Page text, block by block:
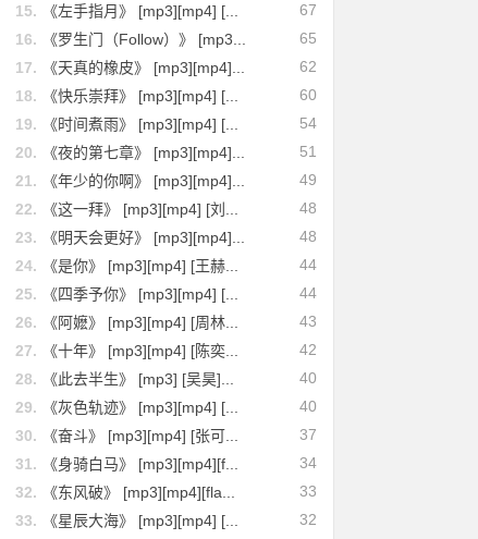
67
15.
《左手指月》 [mp3][mp4] [...
65
16.
《罗生门（Follow）》 [mp3...
62
17.
《天真的橡皮》 [mp3][mp4]...
60
18.
《快乐崇拜》 [mp3][mp4] [...
54
19.
《时间煮雨》 [mp3][mp4] [...
51
20.
《夜的第七章》 [mp3][mp4]...
49
21.
《年少的你啊》 [mp3][mp4]...
48
22.
《这一拜》 [mp3][mp4] [刘...
48
23.
《明天会更好》 [mp3][mp4]...
44
24.
《是你》 [mp3][mp4] [王赫...
44
25.
《四季予你》 [mp3][mp4] [...
43
26.
《阿嬷》 [mp3][mp4] [周林...
42
27.
《十年》 [mp3][mp4] [陈奕...
40
28.
《此去半生》 [mp3] [吴昊]...
40
29.
《灰色轨迹》 [mp3][mp4] [...
37
30.
《奋斗》 [mp3][mp4] [张可...
34
31.
《身骑白马》 [mp3][mp4][f...
33
32.
《东风破》 [mp3][mp4][fla...
32
33. 《星辰大海》 [mp3][mp4] [...